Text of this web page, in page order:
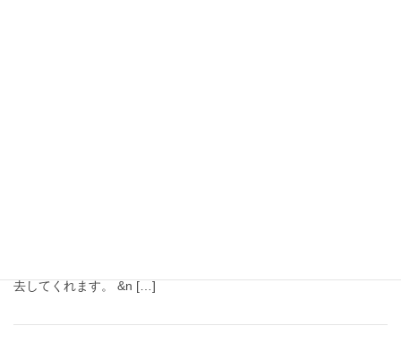
去してくれます。 &n […]